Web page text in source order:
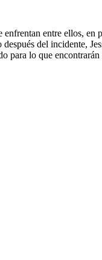
entre ellos,
del incidente,
para lo que